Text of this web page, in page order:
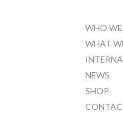
WHO WE
WHAT
NEWS
SHOP